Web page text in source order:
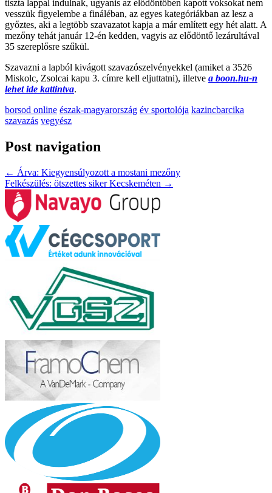
tiszta lappal indulnak, ugyanis az elődöntőben kapott voksokat nem
vesszük figyelembe a fináléban, az egyes kategóriákban az lesz a
győztes, aki a legtöbb szavazatot kapja a már említett egy hét alatt. A
mezőny tehát január 12-én kedden, vagyis az elődöntő lezárultával
35 szereplősre szűkül.
Szavazni a lapból kivágott szavazószelvényekkel (amiket a 3526
Miskolc, Zsolcai kapu 3. címre kell eljuttatni), illetve a boon.hu-n
lehet ide kattintva.
borsod online észak-magyarország év sportolója kazincbarcika
szavazás vegyész
Post navigation
← Árva: Kiegyensúlyozott a mostani mezőny
Felkészülés: ötszettes siker Kecskeméten →